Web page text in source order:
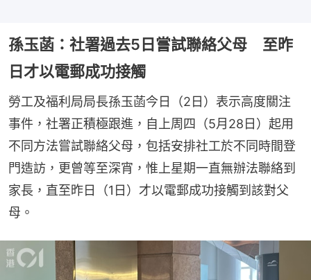
孫玉菡：社署過去5日嘗試聯絡父母 至昨
日才以電郵成功接觸
勞工及福利局局長孫玉菡今日（2日）表示高度關注
事件，社署正積極跟進，自上周四（5月28日）起用
不同方法嘗試聯絡父母，包括安排社工於不同時間登
門造訪，更曾等至深宵，惟上星期一直無辦法聯絡到
家長，直至昨日（1日）才以電郵成功接觸到該對父
母。